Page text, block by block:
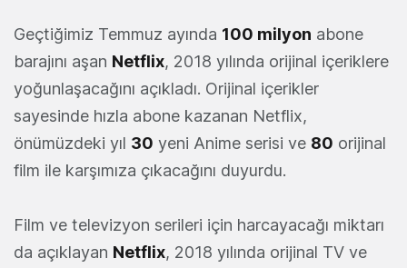
Geçtiğimiz Temmuz ayında 100 milyon abone
barajını aşan Netflix, 2018 yılında orijinal içeriklere
yoğunlaşacağını açıkladı. Orijinal içerikler
sayesinde hızla abone kazanan Netflix,
önümüzdeki yıl 30 yeni Anime serisi ve 80 orijinal
film ile karşımıza çıkacağını duyurdu.
Film ve televizyon serileri için harcayacağı miktarı
da açıklayan Netflix, 2018 yılında orijinal TV ve